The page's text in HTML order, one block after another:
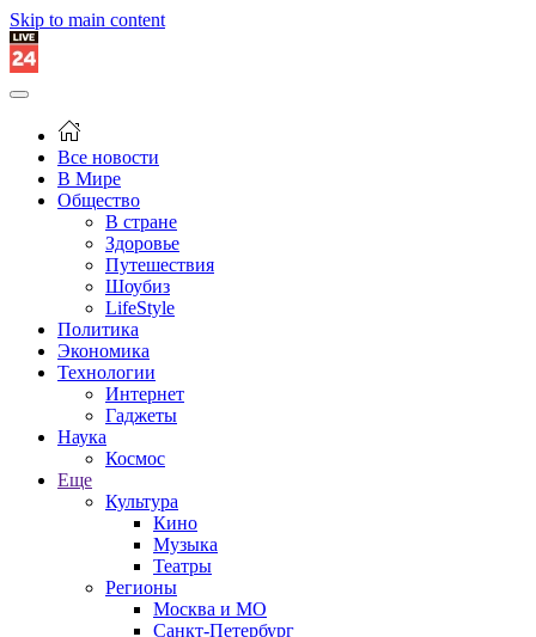
Skip to main content
Все новости
В Мире
Общество
В стране
Здоровье
Путешествия
Шоубиз
LifeStyle
Политика
Экономика
Технологии
Интернет
Гаджеты
Наука
Космос
Еще
Культура
Кино
Музыка
Театры
Регионы
Москва и МО
Санкт-Петербург